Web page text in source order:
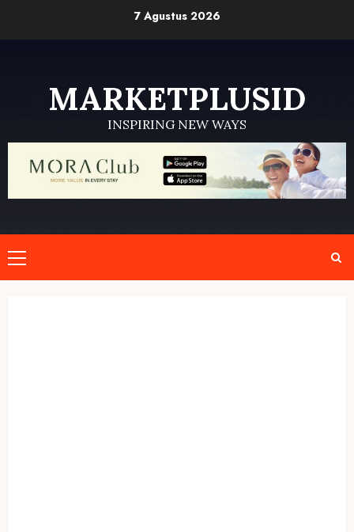
7 Agustus 2026
MARKETPLUSID
INSPIRING NEW WAYS
Primary
Menu